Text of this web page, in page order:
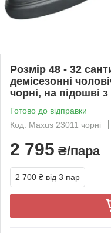
Розмір 48 - 32
демісезонні
чорні, на підошві з
Готово до відправки
Код: Maxus 23011 чорні
2 795 ₴/пара
2 700 ₴ від 3 пар